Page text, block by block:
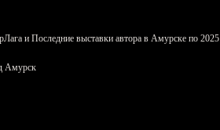
и Последние выставки автора в Амурске по 2025
Амурск